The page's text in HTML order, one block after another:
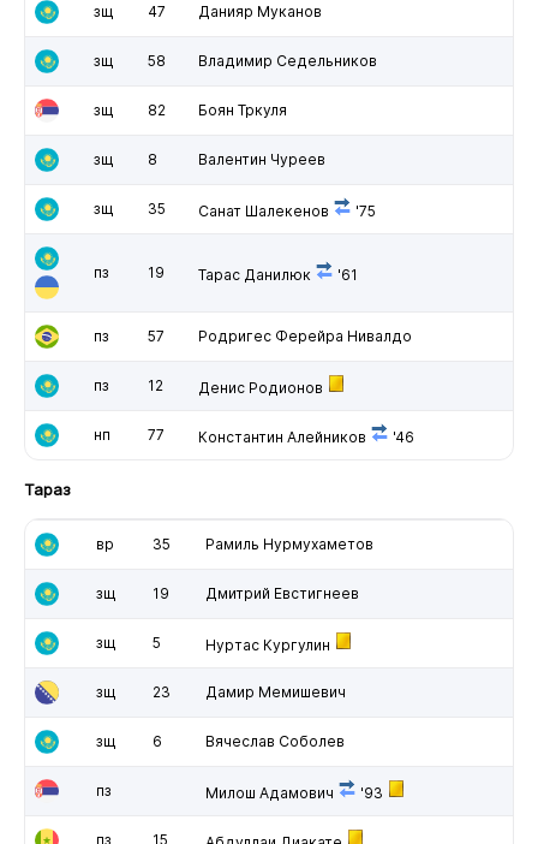
зщ 47 Данияр Муканов
зщ 58 Владимир Седельников
зщ 82 Боян Тркуля
зщ 8 Валентин Чуреев
зщ 35 Санат Шалекенов '75
пз 19 Тарас Данилюк '61
пз 57 Родригес Ферейра Нивалдо
пз 12 Денис Родионов
нп 77 Константин Алейников '46
Тараз
вр 35 Рамиль Нурмухаметов
зщ 19 Дмитрий Евстигнеев
зщ 5 Нуртас Кургулин
зщ 23 Дамир Мемишевич
зщ 6 Вячеслав Соболев
пз Милош Адамович '93
пз 15